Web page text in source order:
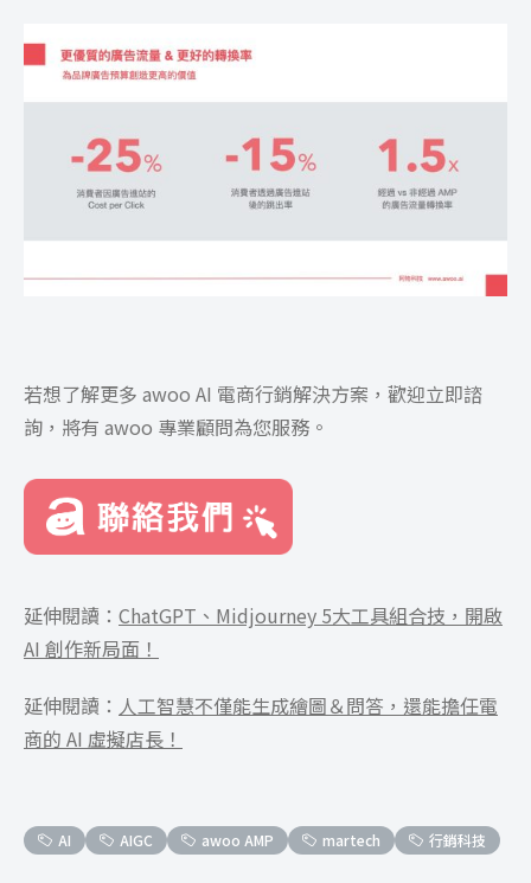
若想了解更多 awoo AI 電商行銷解決方案，歡迎立即諮
詢，將有 awoo 專業顧問為您服務。
延伸閱讀： ChatGPT、Midjourney 5大工具組合技，開啟
AI 創作新局面！
延伸閱讀： 人工智慧不僅能生成繪圖＆問答，還能擔任電
商的 AI 虛擬店長！
AI AIGC awoo AMP martech 行銷科技